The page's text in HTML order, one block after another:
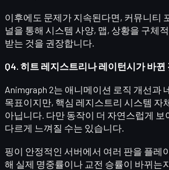
이후에도 문제가 지속된다면, 커뮤니티
널을 통해 시스템 사양, 맵, 상황을 구체
받는 것을 권장합니다.
Q4. 히트 레지스트리나 레이턴시가 바뀐
Animgraph 2는 애니메이션 로직 개선과
목표이지만, 핵심 레지스트리 시스템 자
아닙니다. 다만 동작이 더 자연스럽게 보
다르게 느껴질 수는 있습니다.
핑이 안정적인 서버에서 여러 판을 플레
해 실제 명중률이나 교전 승률이 바뀌는